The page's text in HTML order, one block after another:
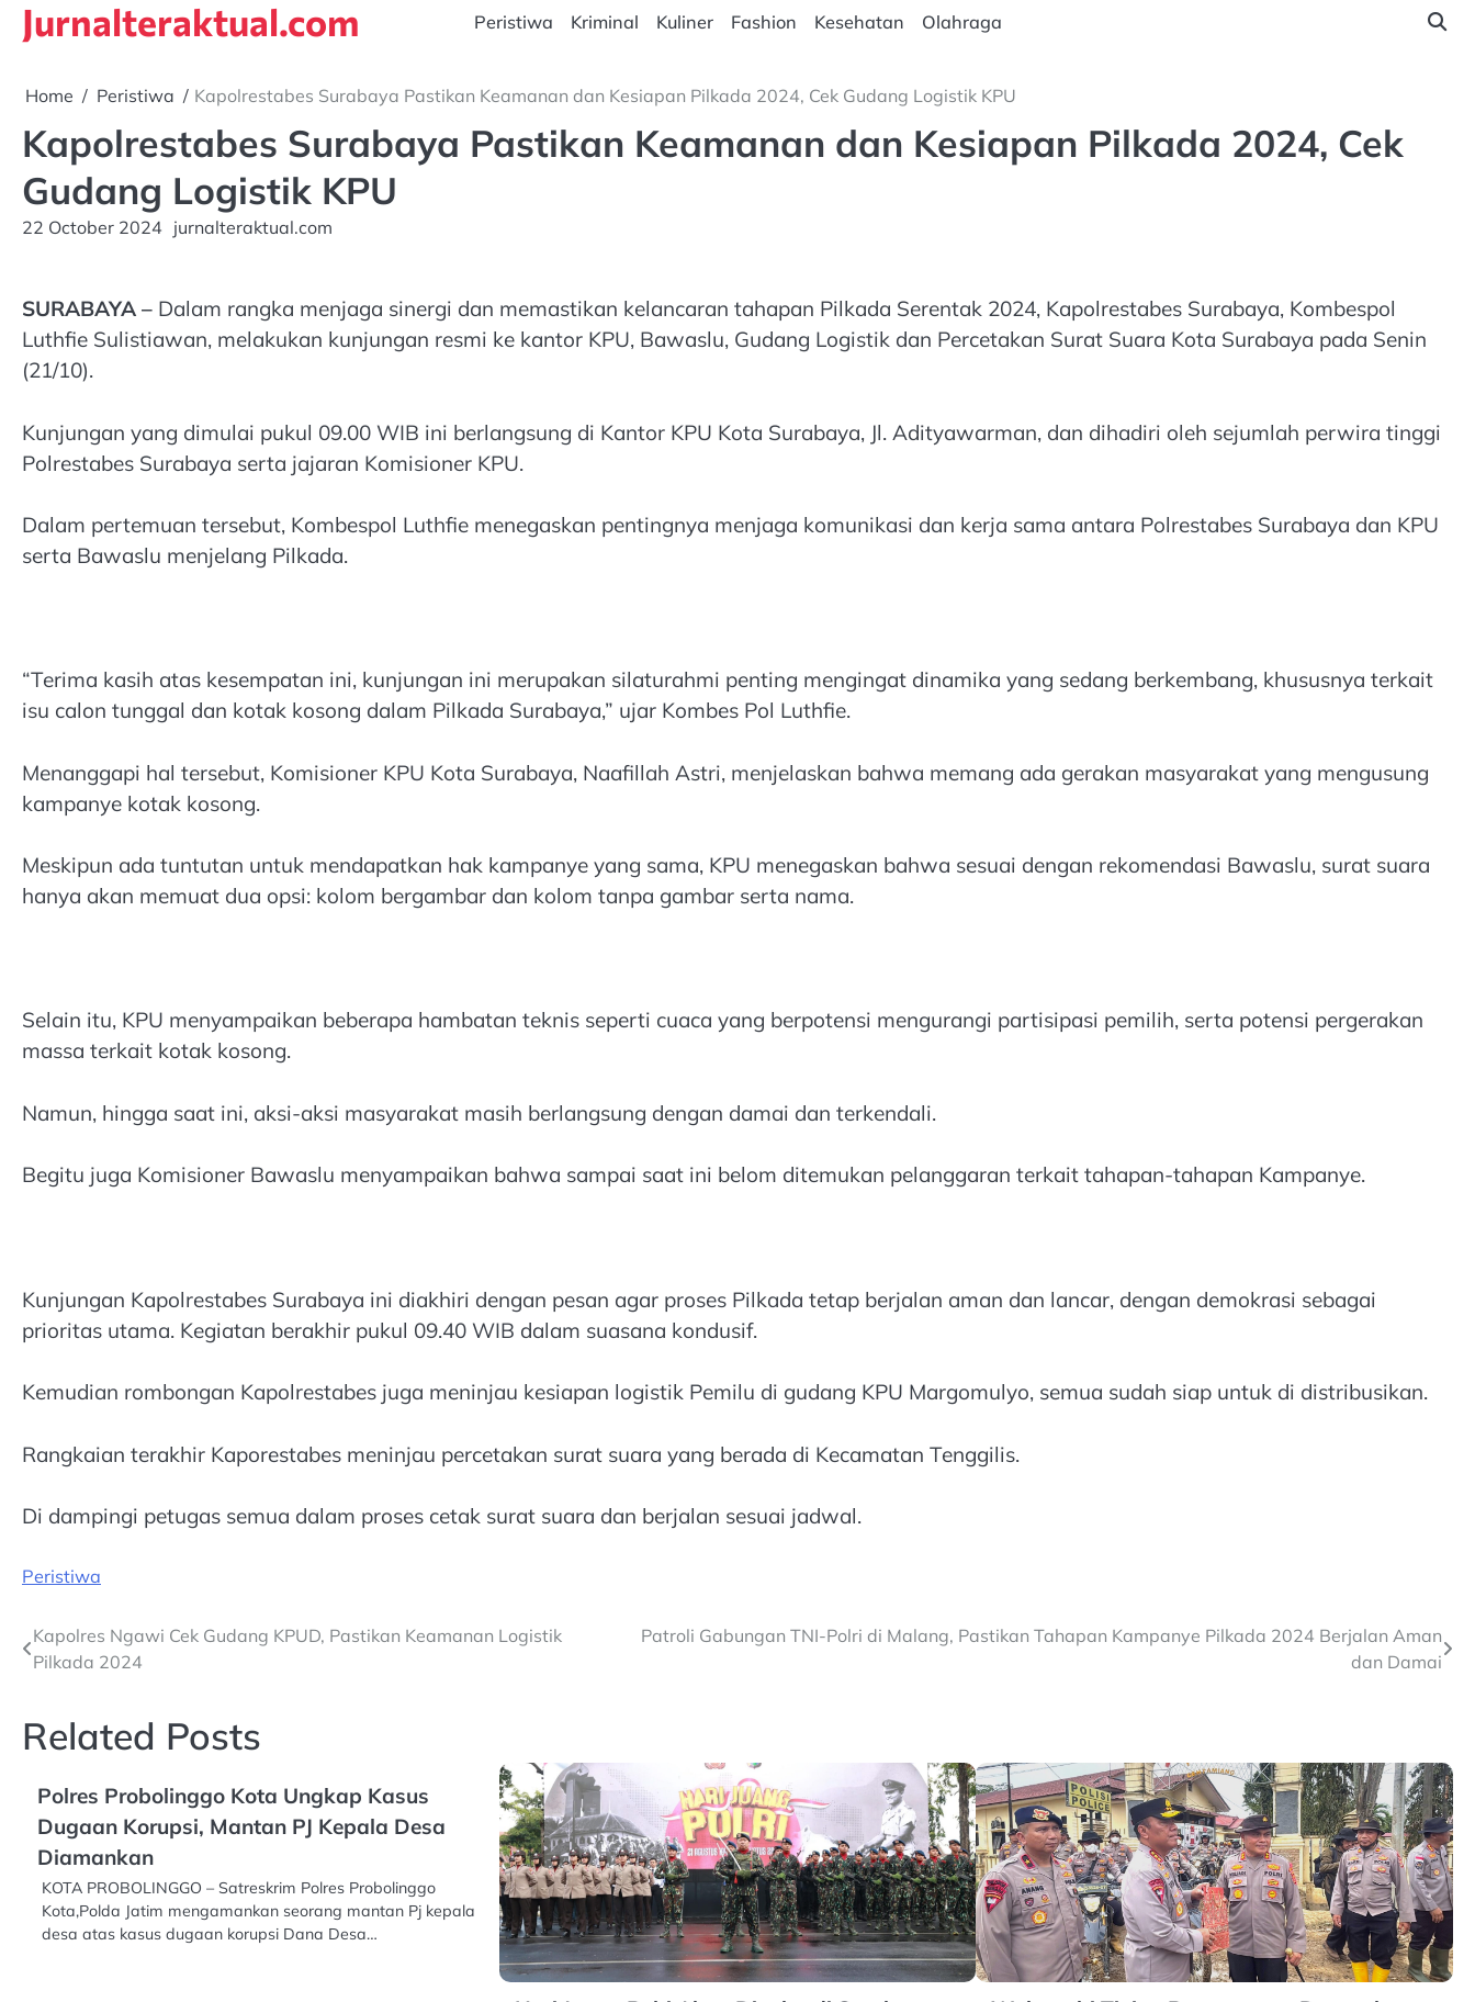
SkipJurnalteraktual.com Peristiwa Kriminal Kuliner Fashion Kesehatan Olahraga
Home Peristiwa Kapolrestabes Surabaya Pastikan Keamanan dan Kesiapan Pilkada 2024, Cek Gudang Logistik KPU
Kapolrestabes Surabaya Pastikan Keamanan dan Kesiapan Pilkada 2024, Cek
Gudang Logistik KPU
22 October 2024 jurnalteraktual.com
SURABAYA – Dalam rangka menjaga sinergi dan memastikan kelancaran tahapan Pilkada Serentak 2024, Kapolrestabes Surabaya, Kombespol
Luthfie Sulistiawan, melakukan kunjungan resmi ke kantor KPU, Bawaslu, Gudang Logistik dan Percetakan Surat Suara Kota Surabaya pada Senin
(21/10).
Kunjungan yang dimulai pukul 09.00 WIB ini berlangsung di Kantor KPU Kota Surabaya, Jl. Adityawarman, dan dihadiri oleh sejumlah perwira tinggi
Polrestabes Surabaya serta jajaran Komisioner KPU.
Dalam pertemuan tersebut, Kombespol Luthfie menegaskan pentingnya menjaga komunikasi dan kerja sama antara Polrestabes Surabaya dan KPU
serta Bawaslu menjelang Pilkada.
“Terima kasih atas kesempatan ini, kunjungan ini merupakan silaturahmi penting mengingat dinamika yang sedang berkembang, khususnya terkait
isu calon tunggal dan kotak kosong dalam Pilkada Surabaya,” ujar Kombes Pol Luthfie.
Menanggapi hal tersebut, Komisioner KPU Kota Surabaya, Naafillah Astri, menjelaskan bahwa memang ada gerakan masyarakat yang mengusung
kampanye kotak kosong.
Meskipun ada tuntutan untuk mendapatkan hak kampanye yang sama, KPU menegaskan bahwa sesuai dengan rekomendasi Bawaslu, surat suara
hanya akan memuat dua opsi: kolom bergambar dan kolom tanpa gambar serta nama.
Selain itu, KPU menyampaikan beberapa hambatan teknis seperti cuaca yang berpotensi mengurangi partisipasi pemilih, serta potensi pergerakan
massa terkait kotak kosong.
Namun, hingga saat ini, aksi-aksi masyarakat masih berlangsung dengan damai dan terkendali.
Begitu juga Komisioner Bawaslu menyampaikan bahwa sampai saat ini belom ditemukan pelanggaran terkait tahapan-tahapan Kampanye.
Kunjungan Kapolrestabes Surabaya ini diakhiri dengan pesan agar proses Pilkada tetap berjalan aman dan lancar, dengan demokrasi sebagai
prioritas utama. Kegiatan berakhir pukul 09.40 WIB dalam suasana kondusif.
Kemudian rombongan Kapolrestabes juga meninjau kesiapan logistik Pemilu di gudang KPU Margomulyo, semua sudah siap untuk di distribusikan.
Rangkaian terakhir Kaporestabes meninjau percetakan surat suara yang berada di Kecamatan Tenggilis.
Di dampingi petugas semua dalam proses cetak surat suara dan berjalan sesuai jadwal.
Peristiwa
Post
Kapolres Ngawi Cek Gudang KPUD, Pastikan Keamanan Logistik
Pilkada 2024
Patroli Gabungan TNI-Polri di Malang, Pastikan Tahapan Kampanye Pilkada 2024 Berjalan Aman
dan Damai
Related Posts
Polres Probolinggo Kota Ungkap Kasus
Dugaan Korupsi, Mantan PJ Kepala Desa
Diamankan
KOTA PROBOLINGGO – Satreskrim Polres Probolinggo
Kota,Polda Jatim mengamankan seorang mantan Pj kepala
desa atas kasus dugaan korupsi Dana Desa…